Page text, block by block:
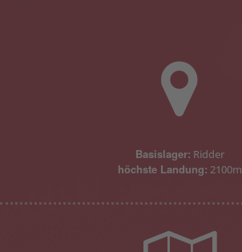
Basislager: Ridder
höchste Landung: 2100m